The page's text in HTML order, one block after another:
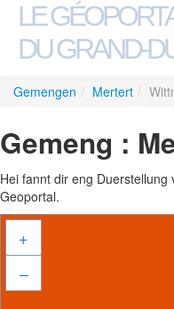
LE
DU GRAND-
Gemengen / Mertert /
Gemeng :
Hei fannt dir eng
Geoportal.
+
–